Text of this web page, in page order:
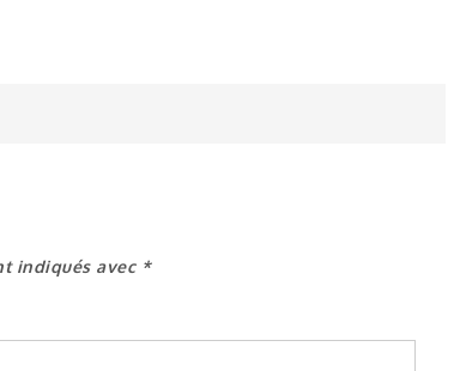
indiqués avec *